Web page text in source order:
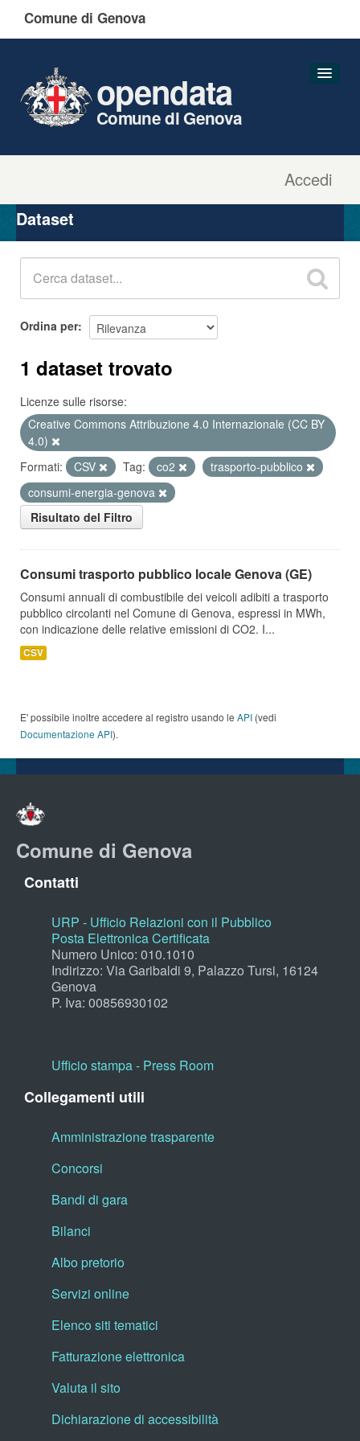
Comune di Genova
Accedi
opendata
Comune di Genova
Organizzazioni
Gruppi
Dataset
Ordina per
1 dataset trovato
Licenze sulle risorse:
Creative Commons Attribuzione 4.0 Internazionale (CC BY
4.0)
Formati:
CSV Tag: co2
trasporto-pubblico
consumi-energia-genova
Risultato del Filtro
Consumi trasporto pubblico locale Genova (GE)
Consumi annuali di combustibile dei veicoli adibiti a trasporto
pubblico circolanti nel Comune di Genova, espressi in MWh,
con indicazione delle relative emissioni di CO2. I...
CSV
E' possibile inoltre accedere al registro usando le API (vedi
Documentazione API).
Comune di Genova
Contatti
URP - Ufficio Relazioni con il Pubblico
Posta Elettronica Certificata
Numero Unico: 010.1010
Indirizzo: Via Garibaldi 9, Palazzo Tursi, 16124
Genova
P. Iva: 00856930102
Ufficio stampa - Press Room
Collegamenti utili
Amministrazione trasparente
Concorsi
Bandi di gara
Bilanci
Albo pretorio
Servizi online
Elenco siti tematici
Fatturazione elettronica
Valuta il sito
Dichiarazione di accessibilità